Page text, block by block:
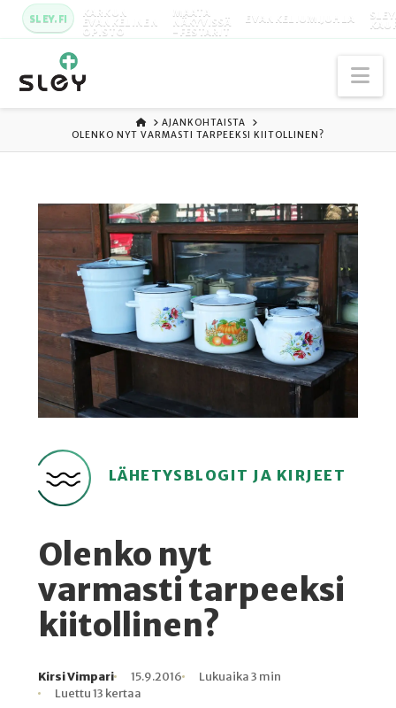
SLEY.FI KARKUN
EVANKELINEN
OPISTO
MAATA
NÄKYVISSÄ
-FESTARIT
EVANKELIUMIJUHLA
ETUSIVU
AJANKOHTAISTA
OLENKO NYT VARMASTI TARPEEKSI KIITOLLINEN?
LÄHETYSBLOGIT JA KIRJEET
Olenko nyt
varmasti tarpeeksi
kiitollinen?
Kirjoittaja
Kirsi Vimpari
Julkaistu
15.9.2016
Lukuaika
Lukuaika 3 min
Lukukertoja
Luettu 13 kertaa